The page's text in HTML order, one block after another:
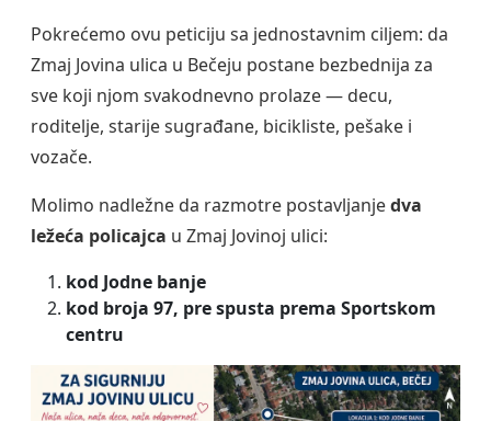
Pokrećemo ovu peticiju sa jednostavnim ciljem: da
Zmaj Jovina ulica u Bečeju postane bezbednija za
sve koji njom svakodnevno prolaze — decu,
roditelje, starije sugrađane, bicikliste, pešake i
vozače.
Molimo nadležne da razmotre postavljanjedva
ležeća policajca u Zmaj Jovinoj ulici:
kod Jodne banje
kod broja 97, pre spusta prema Sportskom
centru